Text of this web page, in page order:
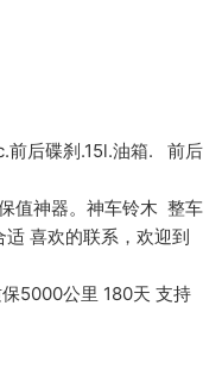
前后碟刹.15l.油箱.   前后
值神器。神车铃木  整车
喜欢的联系，欢迎到
保5000公里 180天 支持